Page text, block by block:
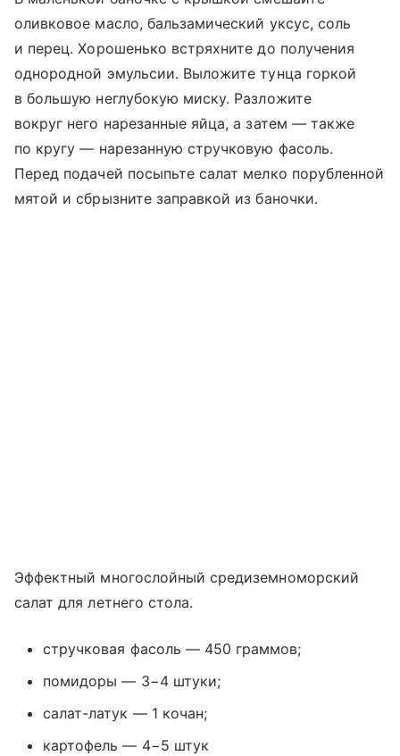
оливковое масло, бальзамический уксус, соль
и перец. Хорошенько встряхните до получения
однородной эмульсии. Выложите тунца горкой
в большую неглубокую миску. Разложите
вокруг него нарезанные яйца, а затем — также
по кругу — нарезанную стручковую фасоль.
Перед подачей посыпьте салат мелко порубленной
мятой и сбрызните заправкой из баночки.
Эффектный многослойный средиземноморский
салат для летнего стола.
стручковая фасоль — 450 граммов;
помидоры — 3−4 штуки;
салат-латук — 1 кочан;
картофель — 4−5 штук